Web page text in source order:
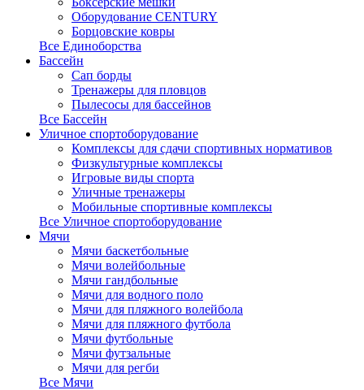
Оборудование CENTURY
Борцовские ковры
Все Единоборства
Бассейн
Сап борды
Тренажеры для пловцов
Пылесосы для бассейнов
Все Бассейн
Уличное спортоборудование
Комплексы для сдачи спортивных нормативов
Физкультурные комплексы
Игровые виды спорта
Уличные тренажеры
Мобильные спортивные комплексы
Все Уличное спортоборудование
Мячи
Мячи баскетбольные
Мячи волейбольные
Мячи гандбольные
Мячи для водного поло
Мячи для пляжного волейбола
Мячи для пляжного футбола
Мячи футбольные
Мячи футзальные
Мячи для регби
Все Мячи